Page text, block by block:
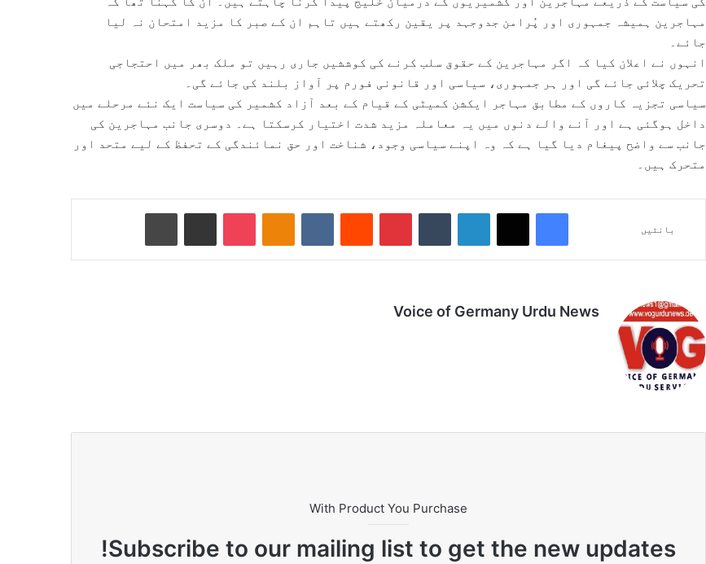
مہاجرین ہمیشہ جمہوری اور پُرامن جدوجہد پر یقین رکھتے ہیں تاہم ان کے صبر کا مزید امتحان نہ لیا
جائے۔
انہوں نے اعلان کیا کہ اگر مہاجرین کے حقوق سلب کرنے کی کوششیں جاری رہیں تو ملک بھر میں احتجاجی
تحریک چلائی جائے گی اور ہر جمہوری، سیاسی اور قانونی فورم پر آواز بلند کی جائے گی۔
سیاسی تجزیہ کاروں کے مطابق مہاجر ایکشن کمیٹی کے قیام کے بعد آزاد کشمیر کی سیاست ایک نئے مرحلے میں
داخل ہوگئی ہے اور آنے والے دنوں میں یہ معاملہ مزید شدت اختیار کرسکتا ہے۔ دوسری جانب مہاجرین کی
جانب سے واضح پیغام دیا گیا ہے کہ وہ اپنے سیاسی وجود، شناخت اور حق نمائندگی کے تحفظ کے لیے متحد اور
متحرک ہیں۔
بانٹیں
X
LinkedIn
VKontakte ای میل کے ذریعے شیئر کریں
Voice of Germany Urdu News
With Product You Purchase
Subscribe to our mailing list to get the new updates!